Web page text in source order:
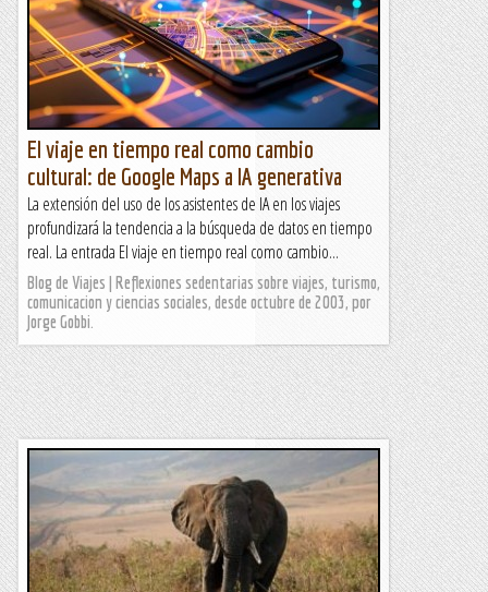
El viaje en tiempo real como cambio
cultural: de Google Maps a IA generativa
La extensión del uso de los asistentes de IA en los viajes
profundizará la tendencia a la búsqueda de datos en tiempo
real. La entrada El viaje en tiempo real como cambio...
Blog de Viajes | Reflexiones sedentarias sobre viajes, turismo,
comunicacion y ciencias sociales, desde octubre de 2003, por
Jorge Gobbi.